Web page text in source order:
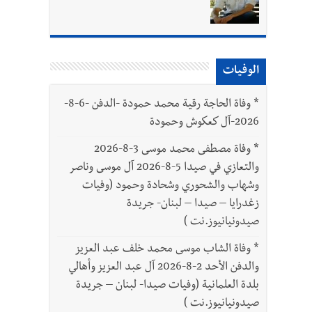
: 112 شهيداً شُيّعوا في ‫غزة‬ بعد أن بقوا تحت الأنقاض منذ عام 2023: أيُعقل أن يبقى الشعب الفلسطيني يعيش كل هذا الألم؟ وإلى متى
الوفيات
*
وفاة الحاجة رقية محمد حمودة -الدفن -6-8-
2026-آل كعكوش وحمودة
*
وفاة مصطفى محمد موسى 3-8-2026
والتعازي في صيدا 5-8-2026 آل موسى وناصر
وشهاب والشحوري وشحادة وحمود (وفيات
زغدرايا – صيدا – لبنان- جريدة
صيدونيانيوز.نت )
* وفاة الشاب موسى محمد خلف عبد العزيز
والدفن الأحد 2-8-2026 آل عبد العزيز وأهالي
بلدة العلمانية (وفيات صيدا- لبنان – جريدة
صيدونيانيوز.نت )